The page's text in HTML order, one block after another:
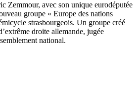
Zemmour, avec son unique eurodéputée
groupe « Europe des nations
strasbourgeois. Un groupe créé
droite allemande, jugée
national.